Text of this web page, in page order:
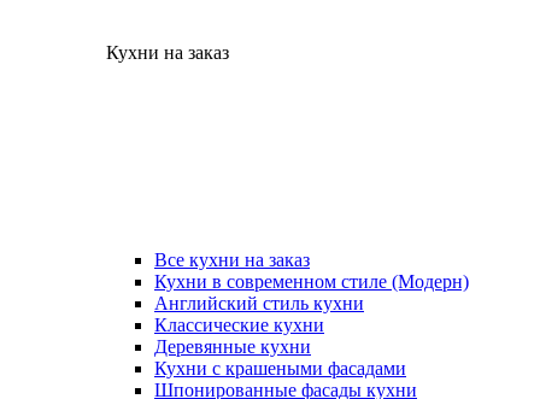
Кухни на заказ
Все кухни на заказ
Кухни в современном стиле (Модерн)
Английский стиль кухни
Классические кухни
Деревянные кухни
Кухни с крашеными фасадами
Шпонированные фасады кухни